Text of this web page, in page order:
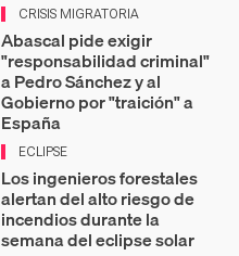
CRISIS MIGRATORIA
Abascal pide exigir
"responsabilidad criminal"
a Pedro Sánchez y al
Gobierno por "traición" a
España
ECLIPSE
Los ingenieros forestales
alertan del alto riesgo de
incendios durante la
semana del eclipse solar